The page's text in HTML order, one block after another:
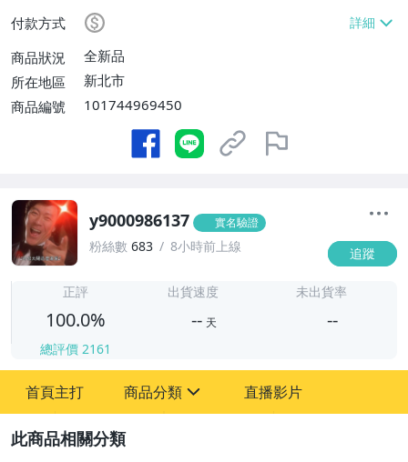
付款方式
商品狀況
全新品
所在地區
新北市
商品編號
101744969450
y9000986137 實名驗證
粉絲數 683 8小時前上線 追蹤
正評
100.0%
總評價 2161
出貨速度
-- 天
未出貨率
--
首頁主打 商品分類
電腦、平板與周邊
直播影片